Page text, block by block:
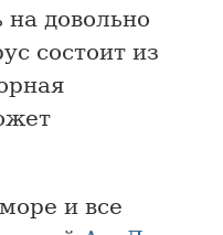
довольно
состоит из
и все